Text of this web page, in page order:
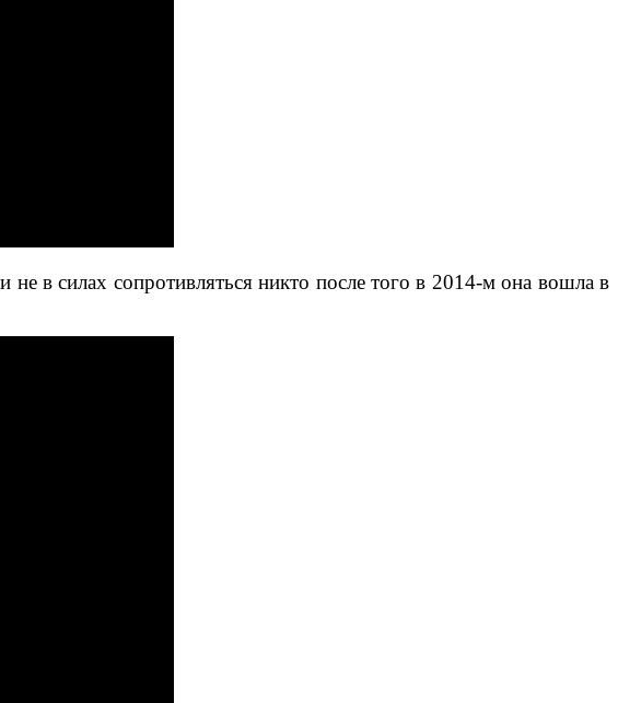
в силах сопротивляться никто после того в 2014-м она вошла в